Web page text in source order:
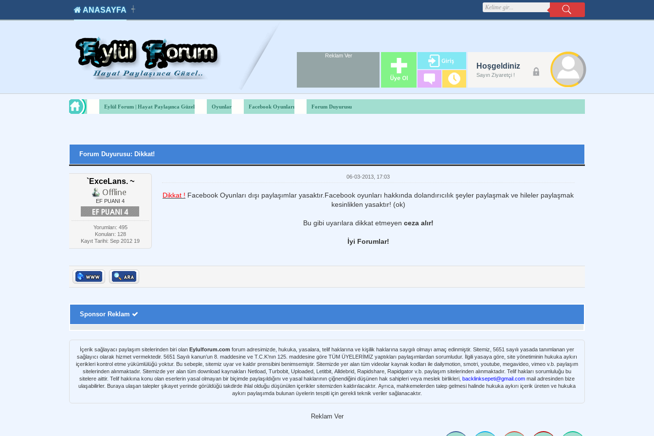
satın
takipçi
ANASAYFA ┽
Hoşgeldiniz
Sayın Ziyaretçi !
Reklam Ver
Forum
Reklam Alanı
Eylül Forum | Hayat Paylaşınca Güzel Oyunlar Facebook Oyunları Forum Duyurusu
Forum Duyurusu: Dikkat!
`ExceLans. ~
EF PUANI 4
Yorumları: 495
Konuları: 128
Kayıt Tarihi: Sep 2012 19
06-03-2013, 17:03
Dikkat ! Facebook Oyunları dışı paylaşımlar yasaktır.Facebook oyunları hakkında dolandırıcılık şeyler paylaşmak ve hileler paylaşmak
kesinliklen yasaktır! (ok)
Bu gibi uyarılara dikkat etmeyen ceza alır!
İyi Forumlar!
Sponsor Reklam
İçerik sağlayacı paylaşım sitelerinden biri olan Eylulforum.com forum adresimizde, hukuka, yasalara, telif haklarına ve kişilik haklarına saygılı olmayı amaç edinmiştir. Sitemiz, 5651 sayılı yasada tanımlanan yer
sağlayıcı olarak hizmet vermektedir. 5651 Sayılı kanun’un 8. maddesine ve T.C.K’nın 125. maddesine göre TÜM ÜYELERİMİZ yaptıkları paylaşımlardan sorumludur. İlgili yasaya göre, site yönetiminin hukuka aykırı
içerikleri kontrol etme yükümlülüğü yoktur. Bu sebeple, sitemiz uyar ve kaldır prensibini benimsemiştir. Sitemizde yer alan tüm videolar kaynak kodları ile dailymotion, smotri, youtube, megavideo, vimeo v.b. paylaşım
sitelerinden alınmaktadır. Sitemizde yer alan tüm download kaynakları Netload, Turbobit, Uploaded, Letitbit, Alldebrid, Rapidshare, Rapidgator v.b. paylaşım sitelerinden alınmaktadır. Telif hakları sorumluluğu bu
sitelere aittir. Telif hakkına konu olan eserlerin yasal olmayan bir biçimde paylaşıldığını ve yasal haklarının çiğnendiğini düşünen hak sahipleri veya meslek birlikleri, backlinksepeti@gmail.com mail adresinden bize
ulaşabilirler. Buraya ulaşan talepler şikayet yerinde görüldüğü takdirde ihlal olduğu düşünülen içerikler sitemizden kaldırılacaktır. Ayrıca, mahkemelerden talep gelmesi halinde hukuka aykırı içerik üreten ve hukuka
aykırı paylaşımda bulunan üyelerin tespiti için gerekli teknik veriler sağlanacaktır.
Reklam Ver